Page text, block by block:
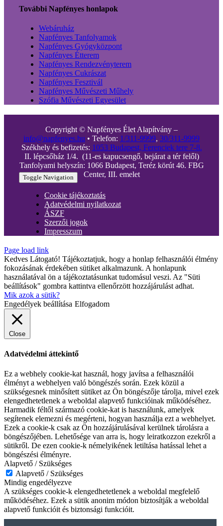
További Napfényes honlapok
Webáruház
Napfényes Tanfolyamok
Napfényes Gyógyközpont
Napfényes Étterem
Napfényes Rendezvényterem
Napfényes Cukrászat
Napfényes Fesztivál
Napfényes Művészeti Műhely
Szófia Művészeti Egyesület
Copyright © Napfényes Élet Alapítvány –
info@napfenyes.hu • Telefon: 1/311-9999, 30/311-9999
Székhely és befizetés: 1053 Budapest, Ferenciek tere 7-8.
II. lépcsőház 1/4. (11-es kapucsengő, bejárat a tér felől)
Tanfolyami helyszín: 1066 Budapest, Teréz körút 46. FBG
Center, III. emelet
Toggle Navigation
Cookie tájékoztatás
Adatvédelmi nyilatkozat
ÁSZF
Szerzői jogok
Impresszum
Page load link
Kedves Látogató! Tájékoztatjuk, hogy a honlap felhasználói élmény
fokozásának érdekében sütiket alkalmazunk. A honlapunk
használatával ön a tájékoztatásunkat tudomásul veszi. Az "Süti
beállítások" gombra kattintva ellenőrzött hozzájárulást adhat.
Mik azok a sütik?
Engedélyek beállítása Elfogadom
Close
Adatvédelmi áttekintő
Ez a webhely cookie-kat használ, hogy javítsa a felhasználói
élményt a webhelyen való böngészés során. Ezek közül a
szükségesnek minősített sütiket az Ön böngészője tárolja, mivel ezek
elengedhetetlenek a weboldal alapvető funkcióinak működéséhez.
Harmadik féltől származó cookie-kat is használunk, amelyek
segítenek elemezni és megérteni, hogyan használja ezt a webhelyet.
Ezek a cookie-k csak az Ön hozzájárulásával kerülnek tárolásra a
böngészőjében. Lehetősége van arra is, hogy leiratkozzon ezekről a
sütikről. De ezen cookie-k némelyikének letiltása hatással lehet a
böngészési élményre.
Alapvető / Szükséges
Alapvető / Szükséges
Mindig engedélyezve
A szükséges cookie-k elengedhetetlenek a weboldal megfelelő
működéséhez. Ezek a sütik anonim módon biztosítják a weboldal
alapvető funkcióit és biztonsági funkcióit.